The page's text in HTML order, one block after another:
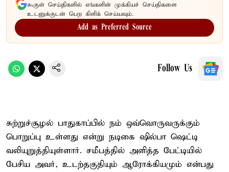
கூகுள் செய்திகளில் எங்களின் முக்கியச் செய்திகளை
உடனுக்குடன் பெற கிளிக் செய்யவும்.
Add as Preferred Source
Follow Us
சுற்றுச்சூழல் பாதுகாப்பில் நம் ஒவ்வொருவருக்கும்
பொறுப்பு உள்ளது என்று நடிகை ஷில்பா ஷெட்டி
வலியுறுத்தியுள்ளார். சமீபத்தில் அளித்த பேட்டியில்
பேசிய அவர், உடற்தகுதியும் ஆரோக்கியமும் என்பது